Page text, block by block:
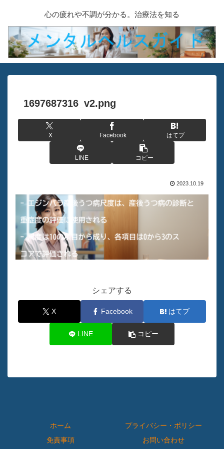
心の疲れや不調が分かる。治療法を知る
1697687316_v2.png
X Facebook はてブ
LINE コピー
2023.10.19
シェアする
X Facebook はてブ
LINE コピー
ホーム
プライバシー・ポリシー
免責事項
お問い合わせ